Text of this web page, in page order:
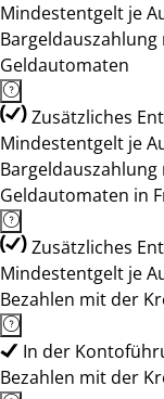
Mindestentgelt je
Geldautomaten
Zusätzliches
Mindestentgelt je
Geldautomaten in
Zusätzliches
Mindestentgelt je
Bezahlen mit der
In der
Bezahlen mit der